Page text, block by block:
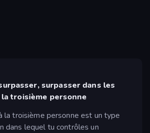
surpasser dans les
troisième personne
la troisième personne est un type
dans lequel tu contrôles un